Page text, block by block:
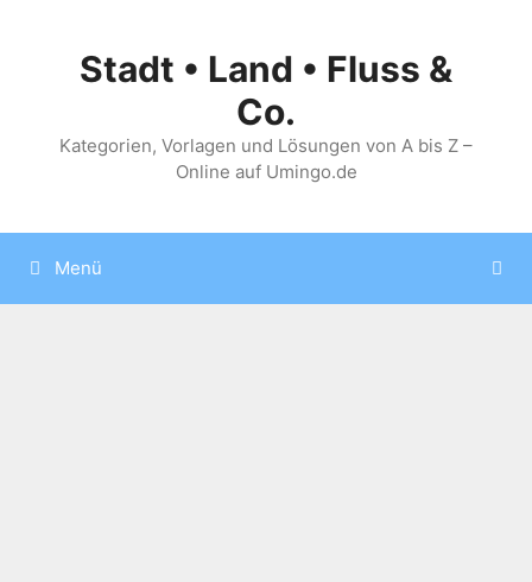
springenStadt • Land • Fluss &
Co.
Kategorien, Vorlagen und Lösungen von A bis Z –
Online auf Umingo.de
Menü